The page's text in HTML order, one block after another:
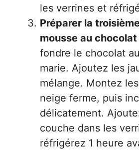
les verrines et
Préparer la
mousse au chocolat
fondre le chocolat
marie. Ajoutez les
mélange. Montez
neige ferme, puis
délicatement.
couche dans les
réfrigérez 1 heure